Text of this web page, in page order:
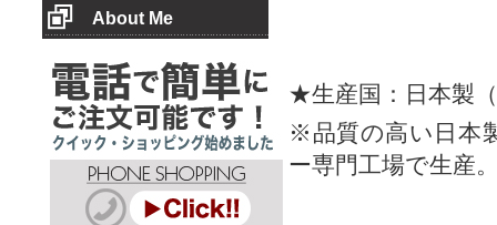
About Me
★生産国：日本製
※品質の高い日本
ー専門工場で生産